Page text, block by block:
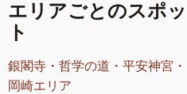
エリアごとのスポッ
ト
銀閣寺・哲学の道・平安神宮・
岡崎エリア